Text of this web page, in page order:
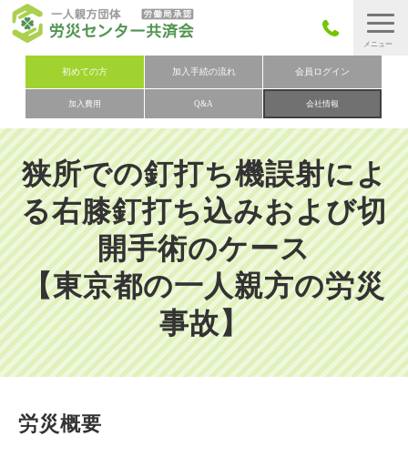
初めての方 加入手続の流れ 会員ログイン
加入費用 Q&A 会社情報
労災保険とは
労災保険の取りまとめ
労災保険加入手続きの流れ
加入費用
加入申込み
会社概要
お問い合わせ
会員メニュー
狭所での釘打ち機誤射によ
る右膝釘打ち込みおよび切
開手術のケース
【東京都の一人親方の労災
事故】
労災概要